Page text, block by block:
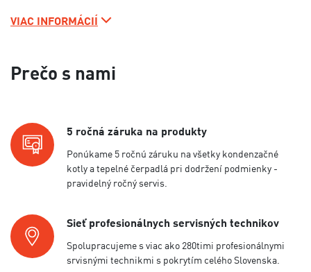
VIAC INFORMÁCIÍ
Prečo s nami
5 ročná záruka na produkty
Ponúkame 5 ročnú záruku na všetky kondenzačné
kotly a tepelné čerpadlá pri dodržení podmienky -
pravidelný ročný servis.
Sieť profesionálnych servisných technikov
Spolupracujeme s viac ako 280timi profesionálnymi
srvisnými technikmi s pokrytím celého Slovenska.